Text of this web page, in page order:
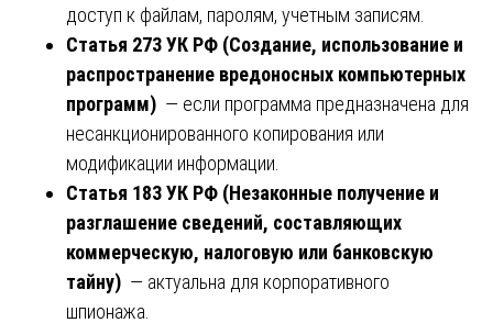
доступ к файлам, паролям, учетным записям.
Статья 273 УК РФ (Создание, использование и
распространение вредоносных компьютерных
программ) — если программа предназначена для
несанкционированного копирования или
модификации информации.
Статья 183 УК РФ (Незаконные получение и
разглашение сведений, составляющих
коммерческую, налоговую или банковскую
тайну) — актуальна для корпоративного
шпионажа.